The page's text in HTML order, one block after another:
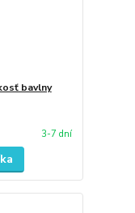
bavlny
3-7 dní